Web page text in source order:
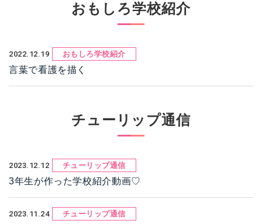
おもしろ学校紹介
2022.12.19 おもしろ学校紹介
言葉で看護を描く
チューリップ通信
2023.12.12 チューリップ通信
3年生が作った学校紹介動画♡
2023.11.24 チューリップ通信